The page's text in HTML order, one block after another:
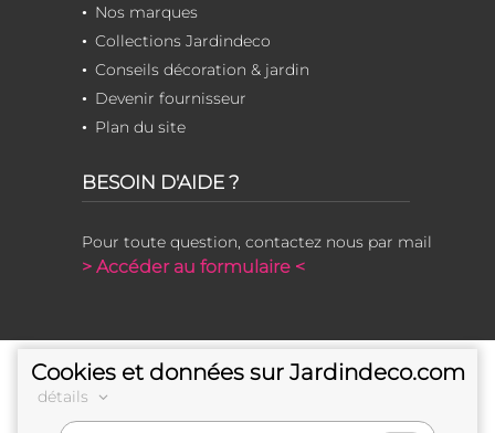
Nos marques
Collections Jardindeco
Conseils décoration & jardin
Devenir fournisseur
Plan du site
BESOIN D'AIDE ?
Pour toute question, contactez nous par mail
> Accéder au formulaire <
Cookies et données sur Jardindeco.com
détails